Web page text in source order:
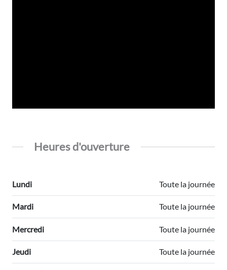
Heures d'ouverture
Lundi Toute la journée
Mardi Toute la journée
Mercredi Toute la journée
Jeudi Toute la journée